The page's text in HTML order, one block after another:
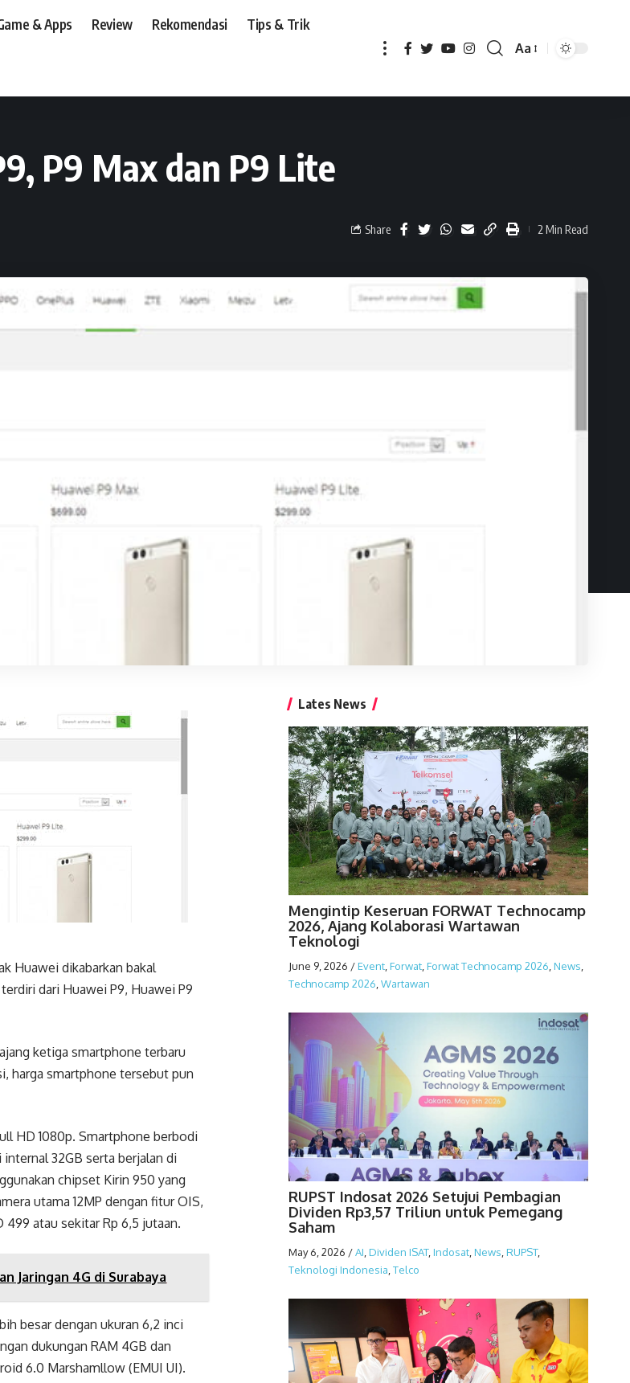
& Apps Review Rekomendasi Tips & Trik
Aa
P9 Max dan P9 Lite
Share 2 Min Read
Huawei dikabarkan bakal
dari Huawei P9, Huawei P9
ketiga smartphone terbaru
harga smartphone tersebut pun
HD 1080p. Smartphone berbodi
32GB serta berjalan di
chipset Kirin 950 yang
utama 12MP dengan fitur OIS,
499 atau sekitar Rp 6,5 jutaan.
Jaringan 4G di Surabaya
besar dengan ukuran 6,2 inci
dukungan RAM 4GB dan
6.0 Marshamllow (EMUI UI).
Lates News
Mengintip Keseruan FORWAT Technocamp
2026, Ajang Kolaborasi Wartawan
Teknologi
June 9, 2026 /Event, Forwat, Forwat Technocamp 2026 News
Technocamp 2026 Wartawan
RUPST Indosat 2026 Setujui Pembagian
Dividen Rp3,57 Triliun untuk Pemegang
Saham
May 6, 2026 /AI,Dividen ISAT,Indosat,News,RUPST,
Teknologi Indonesia,Telco